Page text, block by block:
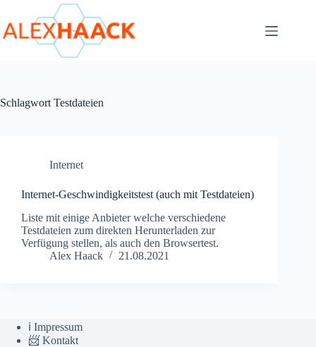
springen
Schlagwort Testdateien
Internet
Internet-Geschwindigkeitstest (auch mit Testdateien)
Liste mit einige Anbieter welche verschiedene
Testdateien zum direkten Herunterladen zur
Verfügung stellen, als auch den Browsertest.
Alex Haack
21.08.2021
ℹ️ Impressum
📨 Kontakt